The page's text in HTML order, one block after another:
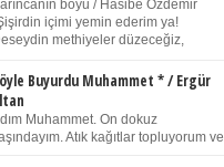
gençliğinin alevleri arasına
seni tekrar görüyorum! Bir kez
soğuk vadide ve gölgelerin […]
boyu / Hasibe Özdemir
içimi yemin ederim ya!
methiyeler düzeceğiz,
demedim kızım.” diyorum sakince.
madem, ne duyarsan
sigara yakıyor. Başını yana yatırıp,
yılgın bakışıyla süzüyor beni.
ona bakıyorum ben de. Pes ediyor.
Buyurdu Muhammet * / Ergür
Muhammet. On dokuz
Atık kağıtlar topluyorum ve